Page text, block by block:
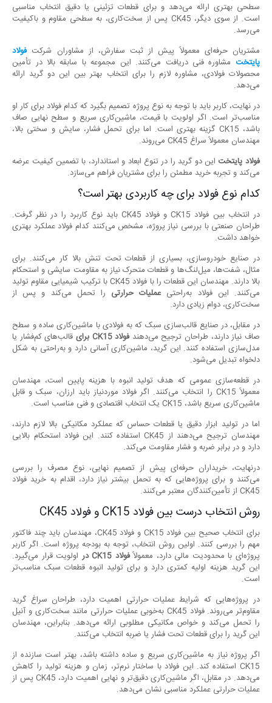
سطحی بهتری ارائه می‌دهد و برای قطعات تزئینی یا دقیق انتخاب مناسبی
است. از سوی دیگر، CK45 پس از سخت‌کاری، به سطحی مقاوم و باکیفیت
می‌رسد.
مشتریان حرفه‌ای معمولاً پیش از ثبت سفارش، از مشاوران شرکتفولاد
پایتخت مشاوره فنی دریافت می‌کنند. این مجموعه با سابقه بالا در تأمین
محصولات فولادی، مشاوره لازم را برای انتخاب بهتر بین این دو گرید ارائه
می‌دهد.
در نهایت، کاربر باید با توجه به نوع پروژه تصمیم بگیرد که کدام فولاد برای کار او
مناسب‌تر است. اگر اولویت با قیمت، ماشین‌کاری سریع و سطح نهایی صاف
باشد، CK15 گزینه بهتری است. اما برای تحمل فشار، سایش و سختی بالا،
مهندسان معمولاً سراغ CK45 می‌روند.
فولاد پایتخت این دو گرید را در تنوع ابعاد و استاندارد، با تضمین کیفیت عرضه
می‌کند و تجربه خرید مطمئن را برای مشتریان فراهم می‌سازد.
کدام نوع فولاد برای چه کاربردی بهتر است؟
در انتخاب بین فولاد CK15 و فولاد CK45 باید نوع کاربرد را در نظر گرفت.
طراحان صنعتی با بررسی نیاز پروژه، مشخص می‌کنند کدام فولاد عملکرد بهتری
خواهد داشت.
در صنایع خودروسازی، بسیاری از قطعات تحت تنش بالا کار می‌کنند. برای
مثال، شفت‌ها، میل‌لنگ‌ها و قطعات متحرک نیاز به مقاومت سایشی و استحکام
بالا دارند. مهندسان این قطعات را با فولاد CK45 با ترکیب شیمیایی مقاوم تولید
می‌کنند. این فولاد به‌راحتی عملیات حرارتی را تحمل می‌کند و پس از
سخت‌کاری، دوام زیادی دارد.
در مقابل، در صنایع قالب‌سازی سبک که به فولادی با ماشین‌کاری ساده و سطح
صاف نیاز دارند، طراحان ترجیح می‌دهندفولادCK15 برای قالب‌های کم‌فشار یا
مدل‌سازی استفاده کنند. این گرید، ماشین‌کاری آسانی دارد و به‌راحتی به شکل
دلخواه تبدیل می‌شود.
در قطعه‌سازی عمومی که هدف تولید انبوه با هزینه پایین است، مهندسان
معمولاً CK15 را انتخاب می‌کنند. اگر فولاد موردنیاز باید ارزان، سبک و قابل
ماشین‌کاری سریع باشد، CK15 یک انتخاب اقتصادی و فنی مناسب است.
اما در تولید ابزار دقیق یا قطعات حساس که عملکرد مکانیکی بالا لازم دارند،
مهندسان ترجیح می‌دهند از CK45 استفاده کنند. این فولاد استحکام بالایی
دارد و در برابر ضربه و فشار مقاومت می‌کند.
درنهایت، خریداران حرفه‌ای پیش از تصمیم نهایی، نوع مصرف را بررسی
می‌کنند و برای پروژه‌هایی که به تحمل بیشتر نیاز دارد، اقدام به خرید فولاد
CK45 از تأمین‌کنندگان معتبر می‌کنند.
روش انتخاب درست بین فولاد CK15 و فولاد CK45
برای انتخاب صحیح بین فولاد CK15 و فولاد CK45، مهندسان باید چند فاکتور
مهم را بررسی کنند. اولین روش انتخاب، توجه به بودجه پروژه است. اگر کاربر
پروژه‌ای با محدودیت مالی دارد، معمولاًفولاد CK15در اولویت قرار می‌گیرد.
این گرید هزینه اولیه کمتری دارد و برای تولید انبوه قطعات سبک مناسب‌تر
است.
در پروژه‌هایی که شرایط عملیات حرارتی اهمیت دارد، طراحان سراغ گرید
مقاوم‌تر می‌روند. فولاد CK45 به‌خوبی عملیات حرارتی مانند سخت‌کاری و آنیل
را تحمل می‌کند و خواص مکانیکی مطلوبی ارائه می‌دهد. بنابراین، مهندسان
این گرید را برای قطعات تحت فشار یا ضربه انتخاب می‌کنند.
اگر پروژه نیاز به ماشین‌کاری سریع و ساده داشته باشد، بهتر است سازنده از
CK15 استفاده کند. این فولاد با ساختار نرم‌تر، زمان و هزینه تولید را کاهش
می‌دهد. در مقابل، اگر ماشین‌کاری دقیق‌تر و نهایی اهمیت دارد، CK45 پس از
عملیات حرارتی عملکرد مناسبی نشان می‌دهد.